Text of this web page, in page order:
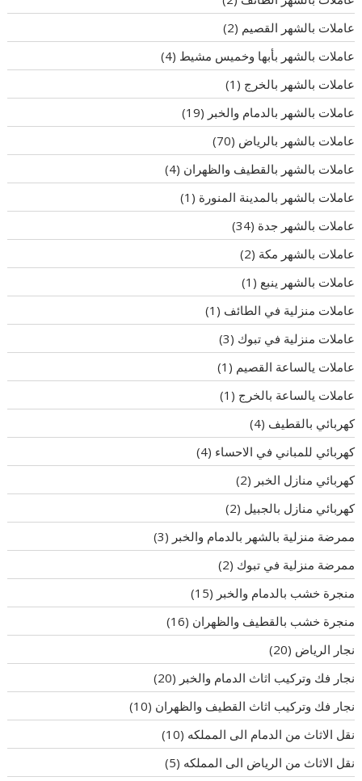
عاملات بالشهر القصيم (2)
عاملات بالشهر بأبها وخميس مشيط (4)
عاملات بالشهر بالخرج (1)
عاملات بالشهر بالدمام والخبر (19)
عاملات بالشهر بالرياض (70)
عاملات بالشهر بالقطيف والظهران (4)
عاملات بالشهر بالمدينة المنورة (1)
عاملات بالشهر جدة (34)
عاملات بالشهر مكة (2)
عاملات بالشهر ينبع (1)
عاملات منزلية في الطائف (1)
عاملات منزلية في تبوك (3)
عاملات يالساعة القصيم (1)
عاملات يالساعة بالخرج (1)
كهربائي بالقطيف (4)
كهربائي للمباني في الاحساء (4)
كهربائي منازل الخبر (2)
كهربائي منازل بالجبيل (2)
ممرضة منزلية بالشهر بالدمام والخبر (3)
ممرضة منزلية في تبوك (2)
منجرة خشب بالدمام والخبر (15)
منجرة خشب بالقطيف والظهران (16)
نجار الرياض (20)
نجار فك وتركيب اثاث الدمام والخبر (20)
نجار فك وتركيب اثاث القطيف والظهران (10)
نقل الاثاث من الدمام الى المملكه (10)
نقل الاثاث من الرياض الى المملكه (5)